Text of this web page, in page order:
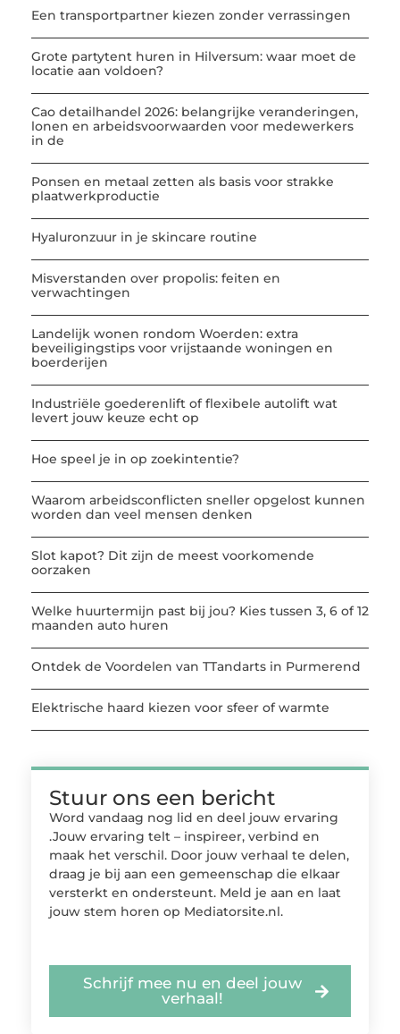
Een transportpartner kiezen zonder verrassingen
Grote partytent huren in Hilversum: waar moet de
locatie aan voldoen?
Cao detailhandel 2026: belangrijke veranderingen,
lonen en arbeidsvoorwaarden voor medewerkers
in de
Ponsen en metaal zetten als basis voor strakke
plaatwerkproductie
Hyaluronzuur in je skincare routine
Misverstanden over propolis: feiten en
verwachtingen
Landelijk wonen rondom Woerden: extra
beveiligingstips voor vrijstaande woningen en
boerderijen
Industriële goederenlift of flexibele autolift wat
levert jouw keuze echt op
Hoe speel je in op zoekintentie?
Waarom arbeidsconflicten sneller opgelost kunnen
worden dan veel mensen denken
Slot kapot? Dit zijn de meest voorkomende
oorzaken
Welke huurtermijn past bij jou? Kies tussen 3, 6 of 12
maanden auto huren
Ontdek de Voordelen van TTandarts in Purmerend
Elektrische haard kiezen voor sfeer of warmte
Stuur ons een bericht
Word vandaag nog lid en deel jouw ervaring
.Jouw ervaring telt – inspireer, verbind en
maak het verschil. Door jouw verhaal te delen,
draag je bij aan een gemeenschap die elkaar
versterkt en ondersteunt. Meld je aan en laat
jouw stem horen op Mediatorsite.nl.
Schrijf mee nu en deel jouw
verhaal!